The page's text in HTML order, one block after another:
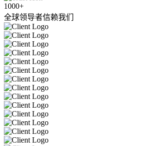
1000+
全球领导者信赖我们